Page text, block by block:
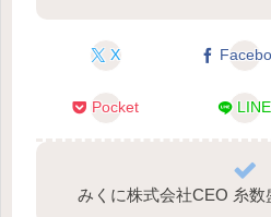
X
Pocket LINE
みくに株式会社CEO 糸数